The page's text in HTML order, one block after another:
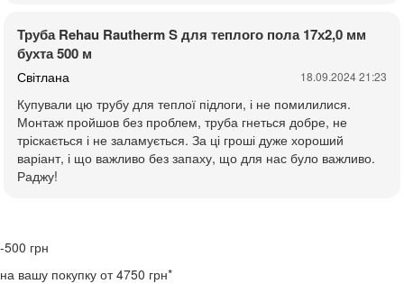
Труба Rehau Rautherm S для теплого пола 17х2,0 мм
бухта 500 м
Світлана 18.09.2024 21:23
Купували цю трубу для теплої підлоги, і не помилилися.
Монтаж пройшов без проблем, труба гнеться добре, не
тріскається і не заламується. За ці гроші дуже хороший
варіант, і що важливо без запаху, що для нас було важливо.
Раджу!
-500 грн
на вашу покупку от 4750 грн*